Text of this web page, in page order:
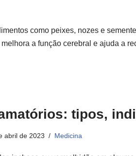
como peixes, nozes e
a função cerebral e ajuda a
tipos,
abril de 2023 Medicina